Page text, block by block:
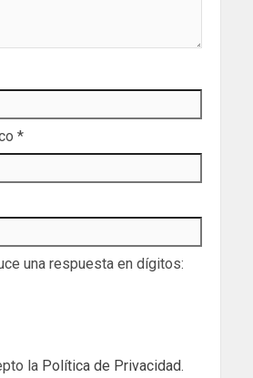
*
una respuesta en dígitos:
la Política de Privacidad.